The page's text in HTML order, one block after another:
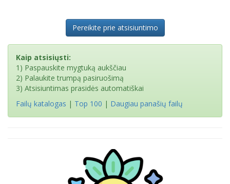
Pereikite prie atsisiuntimo
Kaip atsisiųsti:
1) Paspauskite mygtuką aukščiau
2) Palaukite trumpą pasiruošimą
3) Atsisiuntimas prasidės automatiškai
Failų katalogas | Top 100 | Daugiau panašių failų